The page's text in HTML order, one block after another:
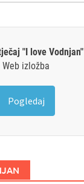
"I love Vodnjan"
Web izložba
Pogledaj